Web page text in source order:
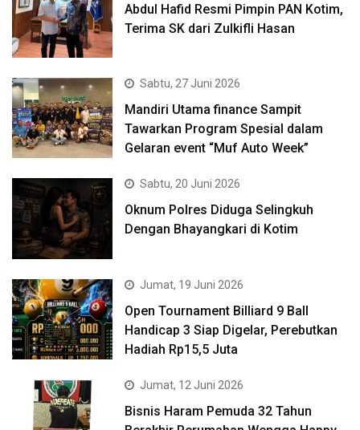
Abdul Hafid Resmi Pimpin PAN Kotim,
Terima SK dari Zulkifli Hasan
Sabtu, 27 Juni 2026
Mandiri Utama finance Sampit
Tawarkan Program Spesial dalam
Gelaran event “Muf Auto Week”
Sabtu, 20 Juni 2026
Oknum Polres Diduga Selingkuh
Dengan Bhayangkari di Kotim
Jumat, 19 Juni 2026
Open Tournament Billiard 9 Ball
Handicap 3 Siap Digelar, Perebutkan
Hadiah Rp15,5 Juta
Jumat, 12 Juni 2026
Bisnis Haram Pemuda 32 Tahun